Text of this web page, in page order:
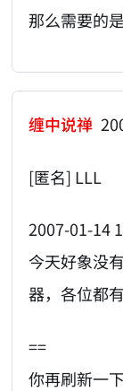
那么需要的
缠中说禅
[匿名] LLL
2007-01-14
今天好象没
器，各位都
==
你再刷新一